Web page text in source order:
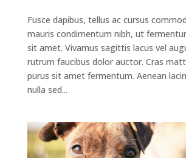
Fusce dapibus, tellus ac cursus
mauris condimentum nibh, ut
sit amet. Vivamus sagittis lacus vel
rutrum faucibus dolor auctor. Cras
purus sit amet fermentum. Aenean
nulla sed...